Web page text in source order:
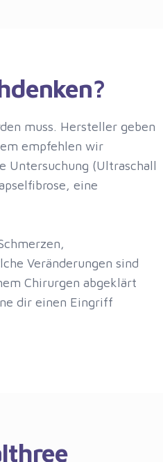
muss. Hersteller geben
empfehlen wir
Untersuchung (Ultraschall
eine
Veränderungen sind
Chirurgen abgeklärt
dir einen Eingriff